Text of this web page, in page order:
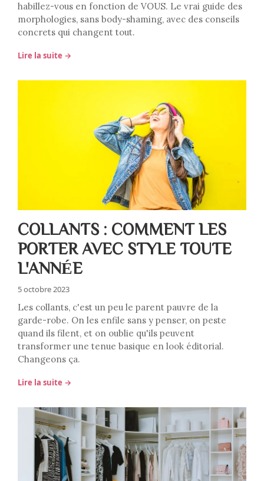
habillez-vous en fonction de VOUS. Le vrai guide des
morphologies, sans body-shaming, avec des conseils
concrets qui changent tout.
Lire la suite →
COLLANTS : COMMENT LES
PORTER AVEC STYLE TOUTE
L'ANNÉE
5 octobre 2023
Les collants, c'est un peu le parent pauvre de la
garde-robe. On les enfile sans y penser, on peste
quand ils filent, et on oublie qu'ils peuvent
transformer une tenue basique en look éditorial.
Changeons ça.
Lire la suite →